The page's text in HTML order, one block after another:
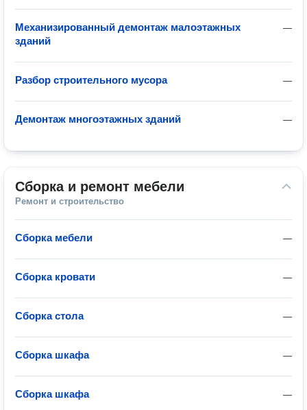
—
Механизированный демонтаж малоэтажных
зданий
—
Разбор строительного мусора
—
Демонтаж многоэтажных зданий
Сборка и ремонт мебели
Ремонт и строительство
—
Сборка мебели
—
Сборка кровати
—
Сборка стола
—
Сборка шкафа
—
Сборка шкафа